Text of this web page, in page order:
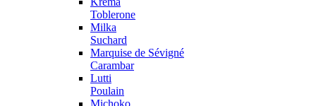
Toblerone
Milka
Suchard
Marquise de Sévigné
Carambar
Lutti
Poulain
Michoko